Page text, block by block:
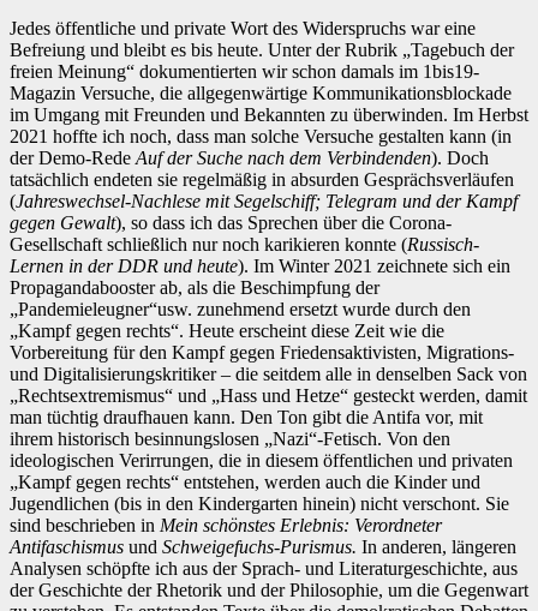
Jedes öffentliche und private Wort des Widerspruchs war eine
Befreiung und bleibt es bis heute. Unter der Rubrik „Tagebuch der
freien Meinung“ dokumentierten wir schon damals im 1bis19-
Magazin Versuche, die allgegenwärtige Kommunikationsblockade
im Umgang mit Freunden und Bekannten zu überwinden. Im Herbst
2021 hoffte ich noch, dass man solche Versuche gestalten kann (in
der Demo-RedeAuf der Suche nach dem Verbindenden). Doch
tatsächlich endeten sie regelmäßig in absurden Gesprächsverläufen
(Jahreswechsel-Nachlese mit Segelschiff; Telegram und der Kampf
gegen Gewalt), so dass ich das Sprechen über die Corona-
Gesellschaft schließlich nur noch karikieren konnte (Russisch-
Lernen in der DDR und heute). Im Winter 2021 zeichnete sich ein
Propagandabooster ab, als die Beschimpfung der
„Pandemieleugner“usw. zunehmend ersetzt wurde durch den
„Kampf gegen rechts“. Heute erscheint diese Zeit wie die
Vorbereitung für den Kampf gegen Friedensaktivisten, Migrations-
und Digitalisierungskritiker – die seitdem alle in denselben Sack von
„Rechtsextremismus“ und „Hass und Hetze“ gesteckt werden, damit
man tüchtig draufhauen kann. Den Ton gibt die Antifa vor, mit
ihrem historisch besinnungslosen „Nazi“-Fetisch. Von den
ideologischen Verirrungen, die in diesem öffentlichen und privaten
„Kampf gegen rechts“ entstehen, werden auch die Kinder und
Jugendlichen (bis in den Kindergarten hinein) nicht verschont. Sie
sind beschrieben in Mein schönstes Erlebnis: Verordneter
Antifaschismus und Schweigefuchs-Purismus. In anderen, längeren
Analysen schöpfte ich aus der Sprach- und Literaturgeschichte, aus
der Geschichte der Rhetorik und der Philosophie, um die Gegenwart